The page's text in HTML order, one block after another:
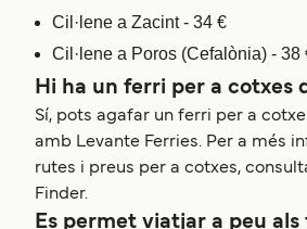
Cil·lene a Zacint - 34 €
Cil·lene a Poros (Cefalònia) - 38
Hi ha un ferri per a cotxes
Sí, pots agafar un ferri per a
amb Levante Ferries. Per a més
rutes i preus per a cotxes,
Finder.
Es permet viatjar a peu als